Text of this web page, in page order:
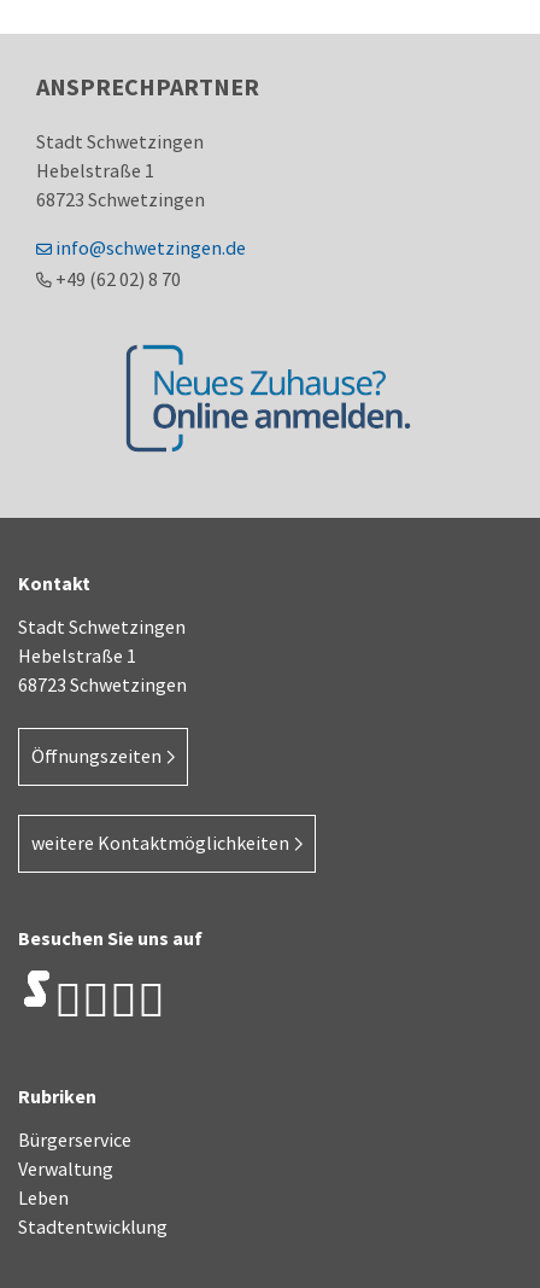
ANSPRECHPARTNER
Stadt Schwetzingen
Hebelstraße 1
68723 Schwetzingen
info@schwetzingen.de
+49 (6202) 8 70
Kontakt
Stadt Schwetzingen
Hebelstraße 1
68723 Schwetzingen
Öffnungszeiten
weitere Kontaktmöglichkeiten
Besuchen Sie uns auf
Rubriken
Bürgerservice
Verwaltung
Leben
Stadtentwicklung